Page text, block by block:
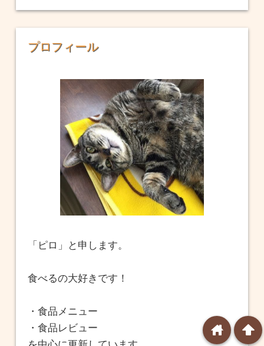
プロフィール
「ピロ」と申します。
食べるの大好きです！
・食品メニュー
・食品レビュー
arrowup
home